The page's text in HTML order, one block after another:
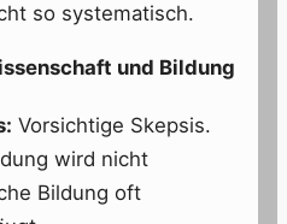
so systematisch.
und Bildung
Vorsichtige Skepsis.
wird nicht
Bildung oft